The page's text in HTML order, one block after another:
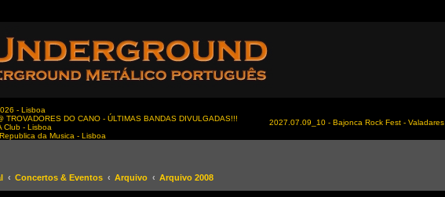
- Lisboa
DO CANO - ÚLTIMAS BANDAS DIVULGADAS!!!
Club - Lisboa
da Musica - Lisboa
2027.07.09_10 - Bajonca Rock Fest -
Concertos & Eventos Arquivo Arquivo 2008